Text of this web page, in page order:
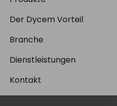
d
i
n
o
o
s
g
r
Der Dycem Vorteil
Branche
Dienstleistungen
Kontakt